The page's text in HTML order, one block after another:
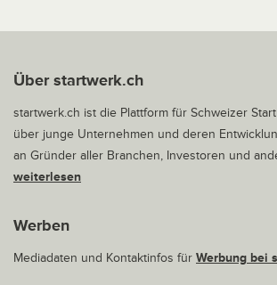
Über startwerk.ch
startwerk.ch ist die Plattform für Schweizer
über junge Unternehmen und deren
an Gründer aller Branchen, Investoren und
weiterlesen
Werben
Mediadaten und Kontaktinfos für Werbung bei